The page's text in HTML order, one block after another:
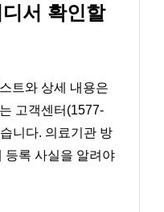
서 확인할
트와 상세 내용은
고객센터(1577-
니다. 의료기관 방
등록 사실을 알려야